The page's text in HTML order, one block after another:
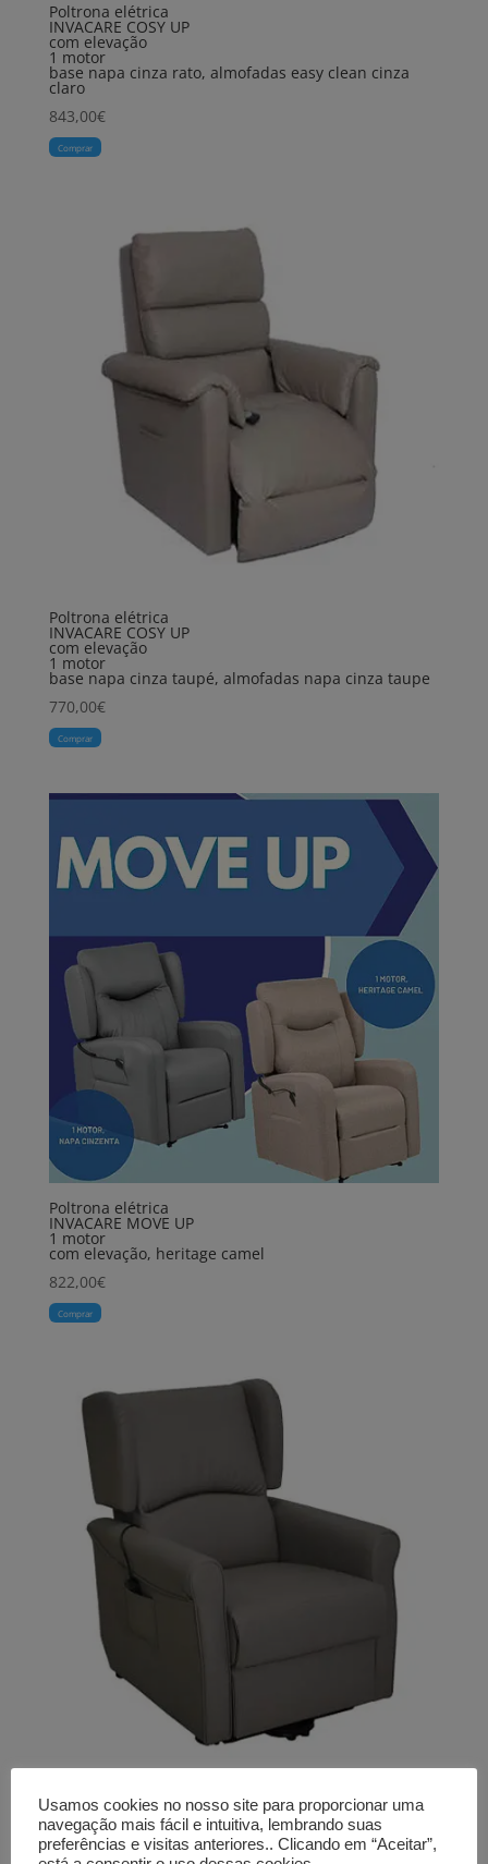
Poltrona elétrica
INVACARE COSY UP
com elevação
1 motor
base napa cinza rato, almofadas easy clean cinza
claro
843,00€
Comprar
Poltrona elétrica
INVACARE COSY UP
com elevação
1 motor
base napa cinza taupé, almofadas napa cinza taupe
770,00€
Comprar
Poltrona elétrica
INVACARE MOVE UP
1 motor
com elevação, heritage camel
822,00€
Comprar
INVACARE PORTO NG
2 motores, com elevação, napa cinza
870,00€
Usamos cookies no nosso site para proporcionar uma
navegação mais fácil e intuitiva, lembrando suas
preferências e visitas anteriores.. Clicando em “Aceitar”,